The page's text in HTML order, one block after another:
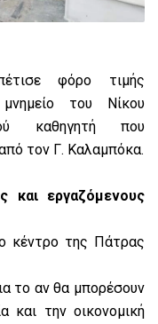
φόρο τιμής
του Νίκου
καθηγητή που
τον Γ. Καλαμπόκα.
και εργαζόμενους
κέντρο της Πάτρας
το αν θα μπορέσουν
και την οικονομική